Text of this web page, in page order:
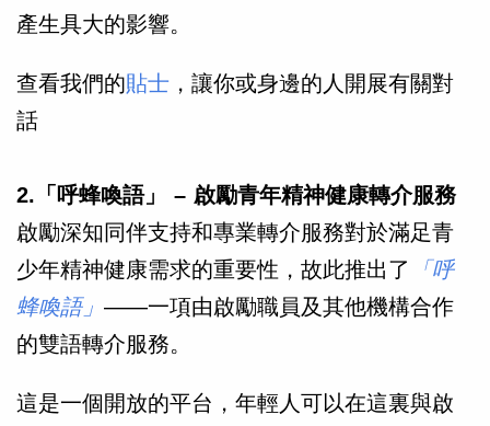
產生具大的影響。
查看我們的貼士 ，讓你或身邊的人開展有關對
話
2.「呼蜂喚語」 – 啟勵青年精神健康轉介服務
啟勵深知同伴支持和專業轉介服務對於滿足青
少年精神健康需求的重要性，故此推出了
「呼
蜂喚語」 ——一項由啟勵職員及其他機構合作
的雙語轉介服務。
這是一個開放的平台，年輕人可以在這裏與啟